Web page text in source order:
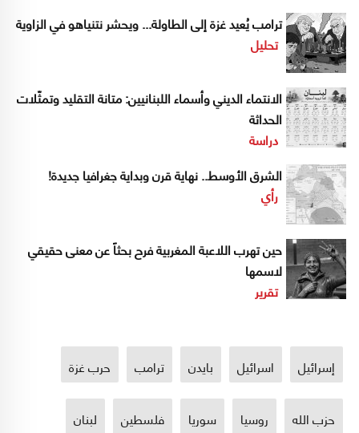
ترامب يُعيد غزة إلى الطاولة... ويحشر نتنياهو في الزاوية
تحليل
الانتماء الديني وأسماء اللبنانيين: متانة التقليد وتمثّلات
الحداثة
دراسة
الشرق الأوسط.. نهاية قرن وبداية جغرافيا جديدة!
رأي
حين تهرب اللاعبة المغربية فرح بحثاً عن معنى حقيقي
لاسمها
تقرير
إسرائيل اسرائيل بايدن ترامب حرب غزة
حزب الله روسيا سوريا فلسطين لبنان